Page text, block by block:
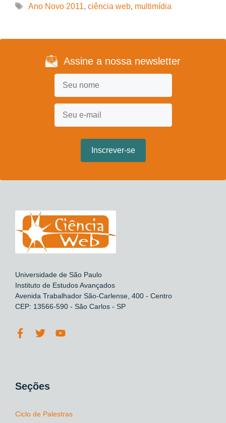
Tags
Ano Novo 2011, ciência web, multimídia
Assine a nossa newsletter
Universidade de São Paulo
Instituto de Estudos Avançados
Avenida Trabalhador São-Carlense, 400 - Centro
CEP: 13566-590 - São Carlos - SP
Seções
Ciclo de Palestras